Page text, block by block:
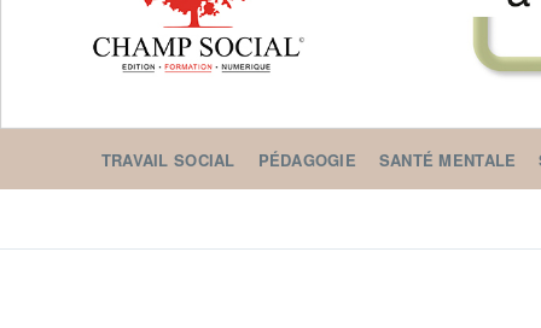
TRAVAIL SOCIAL PÉDAGOGIE SANTÉ MENTALE